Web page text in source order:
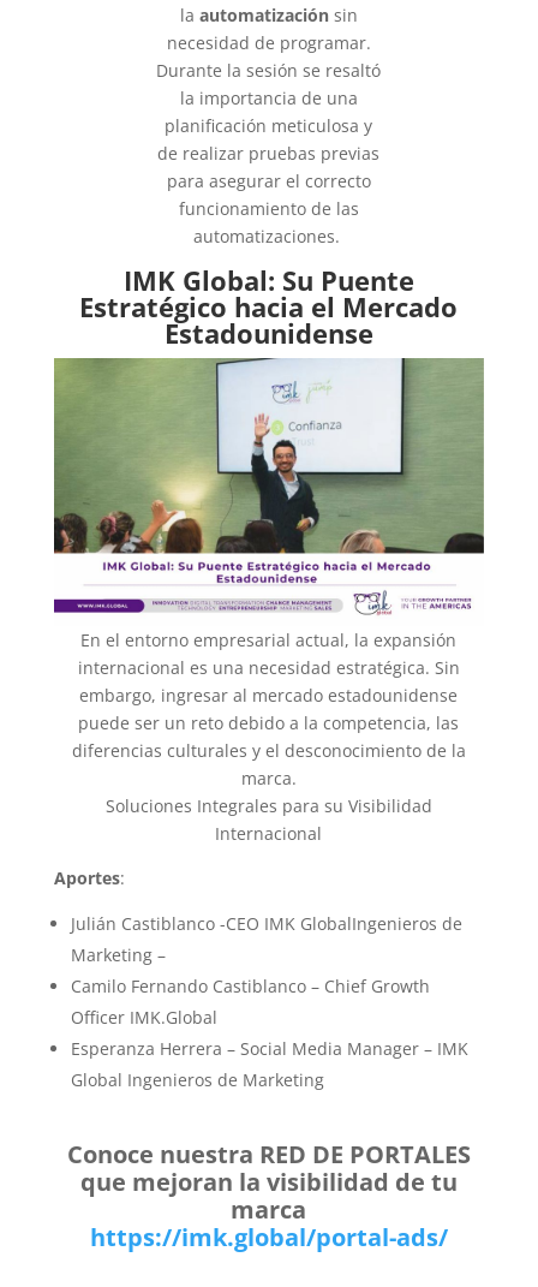
la automatizaciónsin
necesidad de programar.
Durante la sesión se resaltó
la importancia de una
planificación meticulosa y
de realizar pruebas previas
para asegurar el correcto
funcionamiento de las
automatizaciones.
IMK Global: Su Puente
Estratégico hacia el Mercado
Estadounidense
En el entorno empresarial actual, la expansión
internacional es una necesidad estratégica. Sin
embargo, ingresar al mercado estadounidense
puede ser un reto debido a la competencia, las
diferencias culturales y el desconocimiento de la
marca.
Soluciones Integrales para su Visibilidad
Internacional
Aportes:
Julián Castiblanco -CEO IMK GlobalIngenieros de
Marketing –
Camilo Fernando Castiblanco – Chief Growth
Officer IMK.Global
Esperanza Herrera – Social Media Manager – IMK
Global Ingenieros de Marketing
Conoce nuestra RED DE PORTALES
que mejoran la visibilidad de tu
marca
https://imk.global/portal-ads/